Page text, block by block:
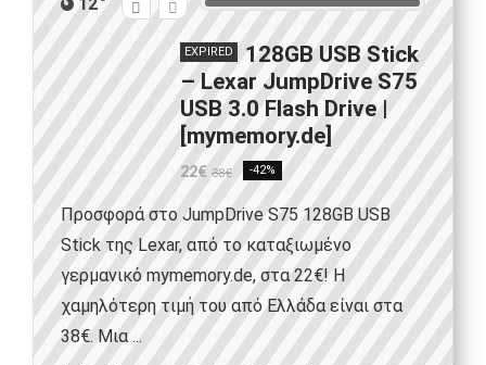
EXPIRED
128GB USB Stick
– Lexar JumpDrive S75
USB 3.0 Flash Drive |
[mymemory.de]
22€ 38€ -42%
Προσφορά στο JumpDrive S75 128GB USB
Stick της Lexar, από το καταξιωμένο
γερμανικό mymemory.de, στα 22€! Η
χαμηλότερη τιμή του από Ελλάδα είναι στα
38€. Μια ...